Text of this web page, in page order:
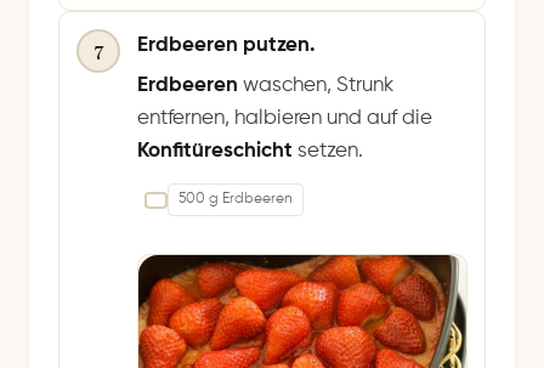
7
Erdbeeren putzen.
Erdbeeren waschen, Strunk
entfernen, halbieren und auf die
Konfitüreschicht setzen.
500 g Erdbeeren